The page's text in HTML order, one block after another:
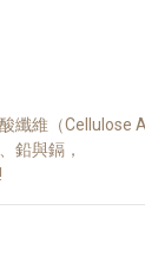
纖維（Cellulose
鉛與鎘，